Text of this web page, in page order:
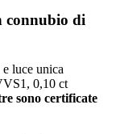
connubio di
luce unica
0,10 ct
sono certificate